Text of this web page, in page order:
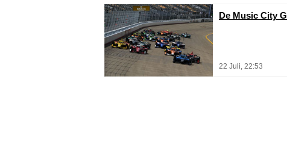
De Music City
22 Juli, 22:53